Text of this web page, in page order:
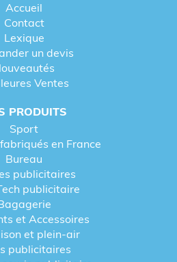
Accueil
Contact
Lexique
un devis
Ventes
PRODUITS
Sport
en France
Bureau
publicitaires
publicitaire
et Accessoires
et plein-air
publicitaires